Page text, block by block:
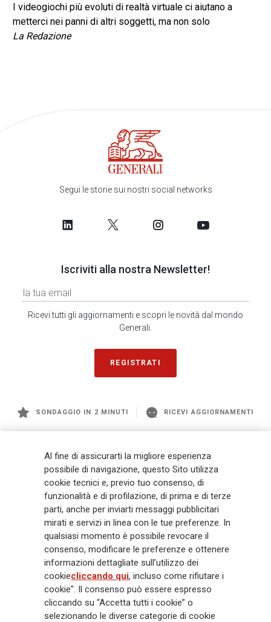
I videogiochi più evoluti di realtà virtuale ci aiutano a
metterci nei panni di altri soggetti, ma non solo
La Redazione
Segui le storie sui nostri social networks
Iscriviti alla nostra Newsletter!
Ricevi tutti gli aggiornamenti e scopri le novità dal mondo
Generali.
REGISTRATI
SONDAGGIO IN 2 MINUTI RICEVI AGGIORNAMENTI
management a livello globale, con premi complessivi pari a € 98,1
miliardi e € 900 miliardi di AUM nel 2025. Fondato nel 1831, con oltre 88
mila dipendenti e 163 mila agenti che servono 75 milioni di clienti, il
Gruppo ha una posizione di leadership in Europa e una presenza
crescente in Asia e America. Al centro della strategia di Generali c'è il suo
impegno Lifetime Partner verso i clienti, realizzato attraverso soluzioni
innovative e personalizzate, un'esperienza cliente di prima classe e le sue
capacità di distribuzione globale digitalizzata. Il Gruppo ha
completamente integrato la sostenibilità in tutte le scelte strategiche, con
l'obiettivo di creare valore per tutti gli stakeholder mentre costruisce una
società più equa e resiliente.
Al fine di assicurarti la migliore esperienza
possibile di navigazione, questo Sito utilizza
cookie tecnici e, previo tuo consenso, di
funzionalità e di profilazione, di prima e di terze
parti, anche per inviarti messaggi pubblicitari
mirati e servizi in linea con le tue preferenze. In
qualsiasi momento è possibile revocare il
consenso, modificare le preferenze e ottenere
informazioni dettagliate sull’utilizzo dei
cookiecliccando qui, incluso come rifiutare i
cookie". Il consenso può essere espresso
cliccando su “Accetta tutti i cookie” o
selezionando le diverse categorie di cookie